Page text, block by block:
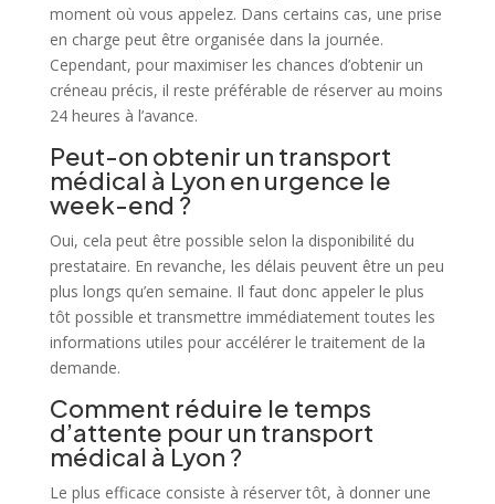
moment où vous appelez. Dans certains cas, une prise
en charge peut être organisée dans la journée.
Cependant, pour maximiser les chances d’obtenir un
créneau précis, il reste préférable de réserver au moins
24 heures à l’avance.
Peut-on obtenir un transport
médical à Lyon en urgence le
week-end ?
Oui, cela peut être possible selon la disponibilité du
prestataire. En revanche, les délais peuvent être un peu
plus longs qu’en semaine. Il faut donc appeler le plus
tôt possible et transmettre immédiatement toutes les
informations utiles pour accélérer le traitement de la
demande.
Comment réduire le temps
d’attente pour un transport
médical à Lyon ?
Le plus efficace consiste à réserver tôt, à donner une